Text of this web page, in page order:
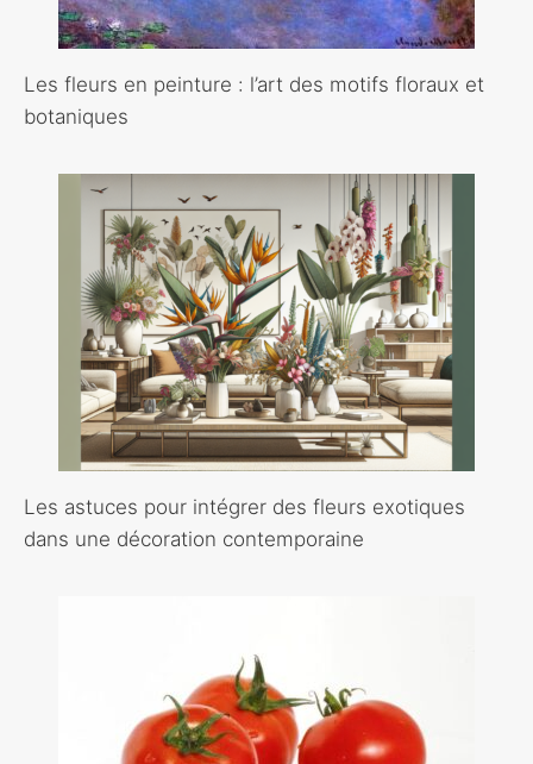
Les fleurs en peinture : l’art des motifs floraux et
botaniques
Les astuces pour intégrer des fleurs exotiques
dans une décoration contemporaine